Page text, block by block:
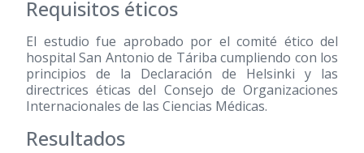
Requisitos éticos
El estudio fue aprobado por el comité ético del
hospital San Antonio de Táriba cumpliendo con los
principios de la Declaración de Helsinki y las
directrices éticas del Consejo de Organizaciones
Internacionales de las Ciencias Médicas.
Resultados